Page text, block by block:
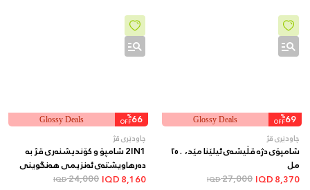
69
%
OFF
Glossy Deals
چاودێری قژ
شامپۆی دژە قڵیشەی ئیلێنا مێد، ٢٥٠
مل
8,370
27,000
IQD
66
%
OFF
Glossy Deals
چاودێری قژ
2IN1 شامپۆ و کۆندیشنەری قژ بە
دەرهاویشتەی ئەنزیمی هەنگوینی
سروشتی
8,160
24,000
IQD